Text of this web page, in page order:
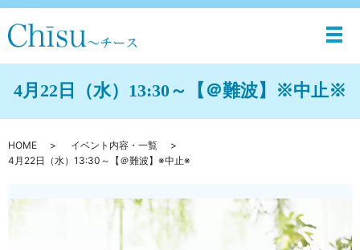
メ
4月22日（水）13:30～【＠難波】※中止※
HOME
イベント内容・一覧
4月22日（水）13:30～【＠難波】※中止※